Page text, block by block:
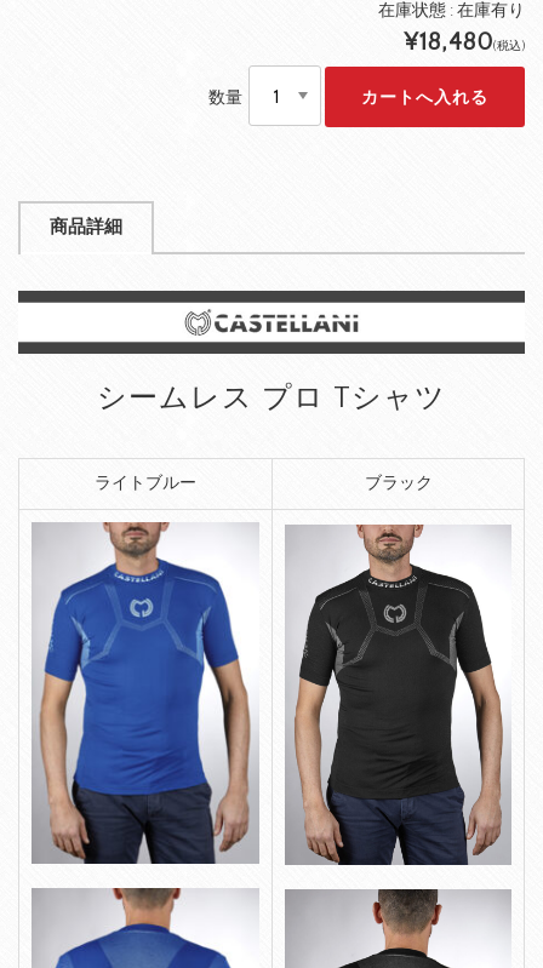
在庫状態 :在庫有り
¥18,480(税込)
数量
商品詳細
シームレス プロ Tシャツ
ライトブルー ブラック